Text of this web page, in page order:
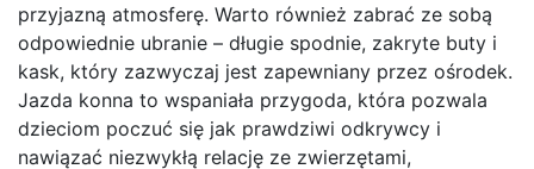
przyjazną atmosferę. Warto również zabrać ze sobą
odpowiednie ubranie – długie spodnie, zakryte buty i
kask, który zazwyczaj jest zapewniany przez ośrodek.
Jazda konna to wspaniała przygoda, która pozwala
dzieciom poczuć się jak prawdziwi odkrywcy i
nawiązać niezwykłą relację ze zwierzętami,